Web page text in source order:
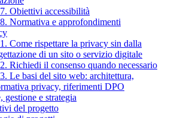
Obiettivi accessibilità
Normativa e approfondimenti
Come rispettare la privacy sin dalla
di un sito o servizio digitale
Richiedi il consenso quando necessario
Le basi del sito web: architettura,
privacy, riferimenti DPO
gestione e strategia
del progetto